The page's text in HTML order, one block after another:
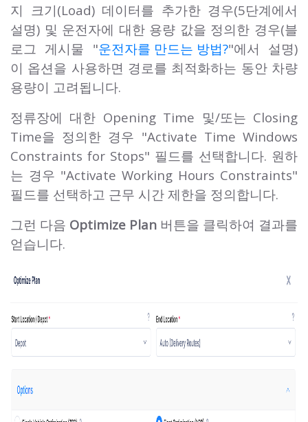
지 크기(Load) 데이터를 추가한 경우(5단계에서
설명) 및 운전자에 대한 용량 값을 정의한 경우(블
로그 게시물 "운전자를 만드는 방법?"에서 설명)
이 옵션을 사용하면 경로를 최적화하는 동안 차량
용량이 고려됩니다.
정류장에 대한 Opening Time 및/또는 Closing
Time을 정의한 경우 "Activate Time Windows
Constraints for Stops" 필드를 선택합니다. 원하
는 경우 "Activate Working Hours Constraints"
필드를 선택하고 근무 시간 제한을 정의합니다.
그런 다음 Optimize Plan 버튼을 클릭하여 결과를
얻습니다.